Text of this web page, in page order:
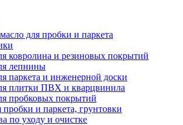
для пробки и паркета
ковролина и резиновых покрытий
лепнины
паркета и инженерной доски
плитки ПВХ и кварцвинила
пробковых покрытий
пробки и паркета, грунтовки
по уходу и очистке